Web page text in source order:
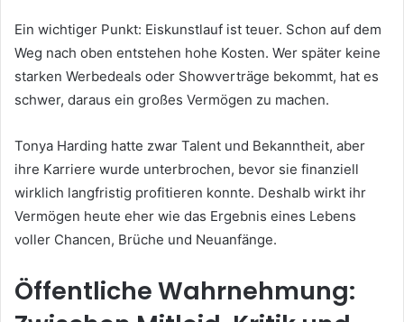
Ein wichtiger Punkt: Eiskunstlauf ist teuer. Schon auf dem
Weg nach oben entstehen hohe Kosten. Wer später keine
starken Werbedeals oder Showverträge bekommt, hat es
schwer, daraus ein großes Vermögen zu machen.
Tonya Harding hatte zwar Talent und Bekanntheit, aber
ihre Karriere wurde unterbrochen, bevor sie finanziell
wirklich langfristig profitieren konnte. Deshalb wirkt ihr
Vermögen heute eher wie das Ergebnis eines Lebens
voller Chancen, Brüche und Neuanfänge.
Öffentliche Wahrnehmung: